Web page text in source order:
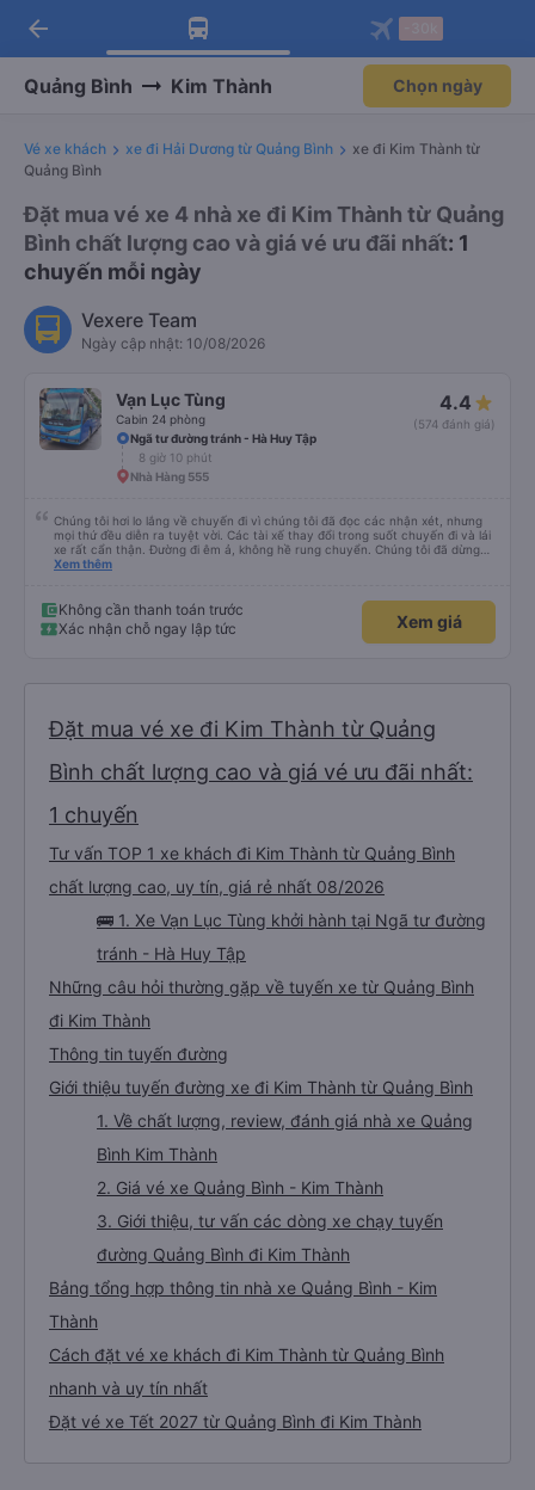
Tải app Vexere ngay!
Nhận ưu đãi thành viên độc
Mở app
Tải app Vexere
-30k/ghế khi đặt vé máy bay qua
Mở app
arrow_back
Quảng Bình Kim Thành Chọn ngày
Vé xe khách xe đi Hải Dương từ Quảng Bình
xe đi Kim Thành từ
Quảng Bình
Đặt mua vé xe 4 nhà xe đi Kim Thành từ Quảng
Bình chất lượng cao và giá vé ưu đãi nhất: 1
chuyến mỗi ngày
Vexere Team
Ngày cập nhật: 10/08/2026
Vạn Lục Tùng
Cabin 24 phòng
4.4
(574 đánh giá)
Ngã tư đường tránh - Hà Huy Tập
8 giờ 10 phút
Nhà Hàng 555
Chúng tôi hơi lo lắng về chuyến đi vì chúng tôi đã đọc các nhận xét, nhưng
mọi thứ đều diễn ra tuyệt vời. Các tài xế thay đổi trong suốt chuyến đi và lái
xe rất cẩn thận. Đường đi êm ả, không hề rung chuyển. Chúng tôi đã dừng
đủ số lần để đi vệ sinh và dừng lại để ăn tối. Nhìn chung, ghế ngồi có thể hơi
Xem thêm
Không cần thanh toán trước
Xác nhận chỗ ngay lập tức
Xem giá
Đặt mua vé xe đi Kim Thành từ Quảng
Bình chất lượng cao và giá vé ưu đãi nhất:
1 chuyến
Tư vấn TOP 1 xe khách đi Kim Thành từ Quảng Bình
chất lượng cao, uy tín, giá rẻ nhất 08/2026
🚌 1. Xe Vạn Lục Tùng khởi hành tại Ngã tư đường
tránh - Hà Huy Tập
Những câu hỏi thường gặp về tuyến xe từ Quảng Bình
đi Kim Thành
Thông tin tuyến đường
Giới thiệu tuyến đường xe đi Kim Thành từ Quảng Bình
1. Về chất lượng, review, đánh giá nhà xe Quảng
Bình Kim Thành
2. Giá vé xe Quảng Bình - Kim Thành
3. Giới thiệu, tư vấn các dòng xe chạy tuyến
đường Quảng Bình đi Kim Thành
Bảng tổng hợp thông tin nhà xe Quảng Bình - Kim
Thành
Cách đặt vé xe khách đi Kim Thành từ Quảng Bình
nhanh và uy tín nhất
Đặt vé xe Tết 2027 từ Quảng Bình đi Kim Thành